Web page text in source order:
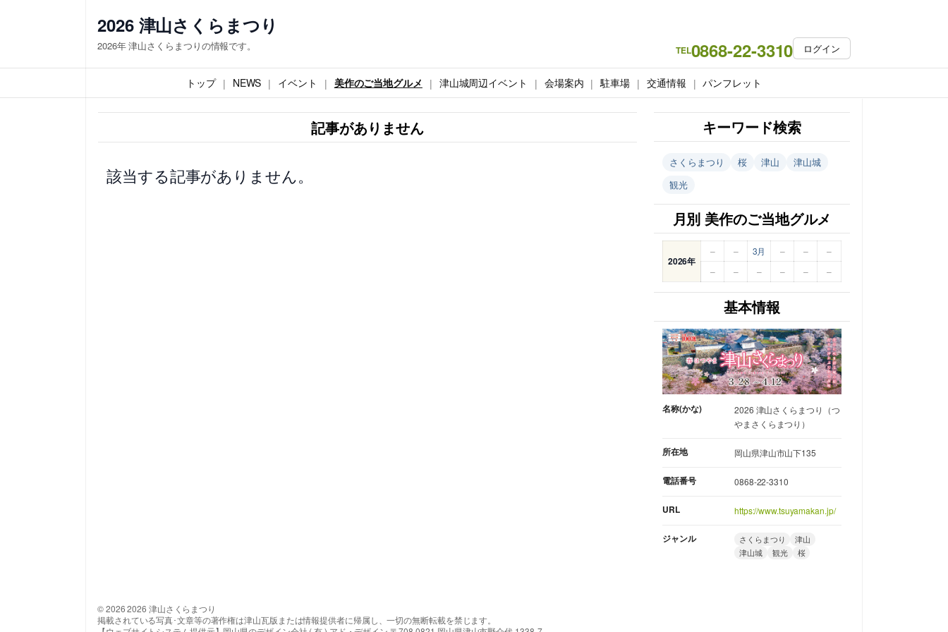
ス
キ
2026 津山さくらまつり
2026年 津山さくらまつりの情報です。 TEL0868-22-3310 ログイン
トップ NEWS イベント 美作のご当地グルメ 津山城周辺イベント 会場案内 駐車場 交通情報 パンフレット
記事がありません
該当する記事がありません。
キーワード検索
さくらまつり 桜 津山
津山城
観光
月別 美作のご当地グルメ
2026年
– – 3月 – –
–
–
– – – – –
基本情報
名称(かな)
2026 津山さくらまつり（つ
やまさくらまつり）
所在地 岡山県津山市山下135
電話番号 0868-22-3310
URL https://www.tsuyamakan.jp/
ジャンル さくらまつり
津山
津山城
観光 桜
© 2026 2026 津山さくらまつり
掲載されている写真･文章等の著作権は津山瓦版または情報提供者に帰属し、一切の無断転載を禁じます。